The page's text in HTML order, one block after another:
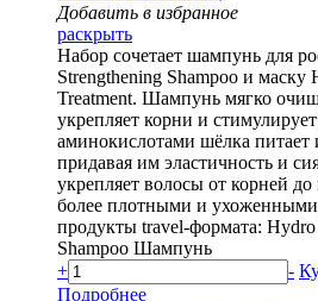
Добавить в избранное
раскрыть
Набор сочетает шампунь для
Strengthening Shampoo и
Treatment. Шампунь мягко
укрепляет корни и
аминокислотами шёлка питает
придавая им эластичность и
укрепляет волосы от корней
более плотными и
продукты travel-формата:
Shampoo Шампунь
+
-
Подробнее